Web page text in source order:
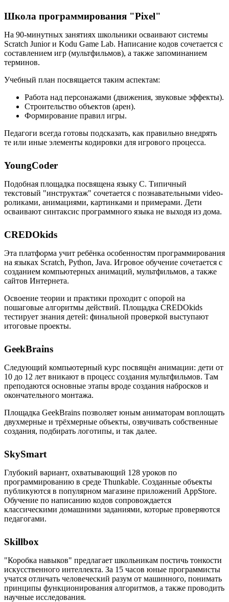
Школа программирования "Pixel"
На 90-минутных занятиях школьники осваивают системы
Scratch Junior и Kodu Game Lab. Написание кодов сочетается с
составлением игр (мультфильмов), а также запоминанием
терминов.
Учебный план посвящается таким аспектам:
Работа над персонажами (движения, звуковые эффекты).
Строительство объектов (арен).
Формирование правил игры.
Педагоги всегда готовы подсказать, как правильно внедрять
те или иные элементы кодировки для игрового процесса.
YoungCoder
Подобная площадка посвящена языку C. Типичный
текстовый "инструктаж" сочетается с познавательными video-
роликами, анимациями, картинками и примерами. Дети
осваивают синтаксис программного языка не выходя из дома.
CREDOkids
Эта платформа учит ребёнка особенностям программирования
на языках Scratch, Python, Java. Игровое обучение сочетается с
созданием компьютерных анимаций, мультфильмов, а также
сайтов Интернета.
Освоение теории и практики проходит с опорой на
пошаговые алгоритмы действий. Площадка CREDOkids
тестирует знания детей: финальной проверкой выступают
итоговые проекты.
GeekBrains
Следующий компьютерный курс посвящён анимации: дети от
10 до 12 лет вникают в процесс создания мультфильмов. Там
преподаются основные этапы вроде создания набросков и
окончательного монтажа.
Площадка GeekBrains позволяет юным аниматорам воплощать
двухмерные и трёхмерные объекты, озвучивать собственные
создания, подбирать логотипы, и так далее.
SkySmart
Глубокий вариант, охватывающий 128 уроков по
программированию в среде Thunkable. Созданные объекты
публикуются в популярном магазине приложений AppStore.
Обучение по написанию кодов сопровождается
классическими домашними заданиями, которые проверяются
педагогами.
Skillbox
"Коробка навыков" предлагает школьникам постичь тонкости
искусственного интеллекта. За 15 часов юные программисты
учатся отличать человеческий разум от машинного, понимать
принципы функционирования алгоритмов, а также проводить
научные исследования.